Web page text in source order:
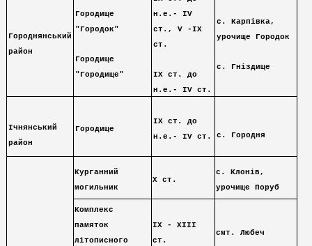
Городнянський
район
Городище
"Городок"
Городище
"Городище"
н.е.- ІV
ст., V -ІХ
ст.
ІХ ст. до
н.е.- ІV ст.
с. Карпівка,
урочище Городок
с. Гніздище
Ічнянський
район
Городище
ІХ ст. до
н.е.- ІV ст.
с. Городня
Курганний
могильник
Х ст.
с. Клонів,
урочище Поруб
Комплекс
памяток
літописного
ІХ - ХІІІ
ст.
смт. Любеч